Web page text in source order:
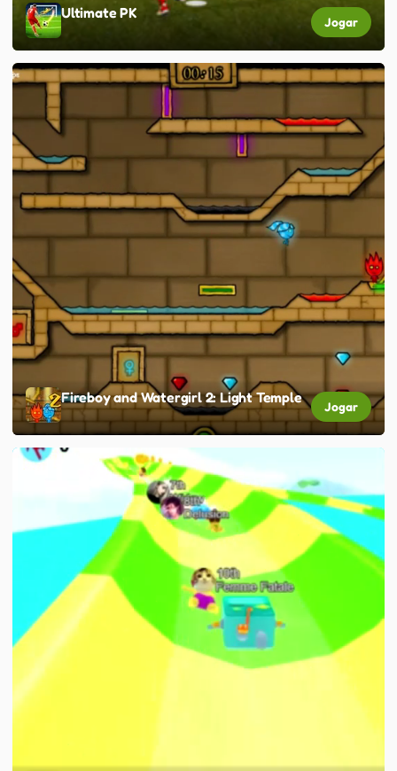
Ultimate PK
Jogar
Fireboy and Watergirl 2: Light Temple
Jogar